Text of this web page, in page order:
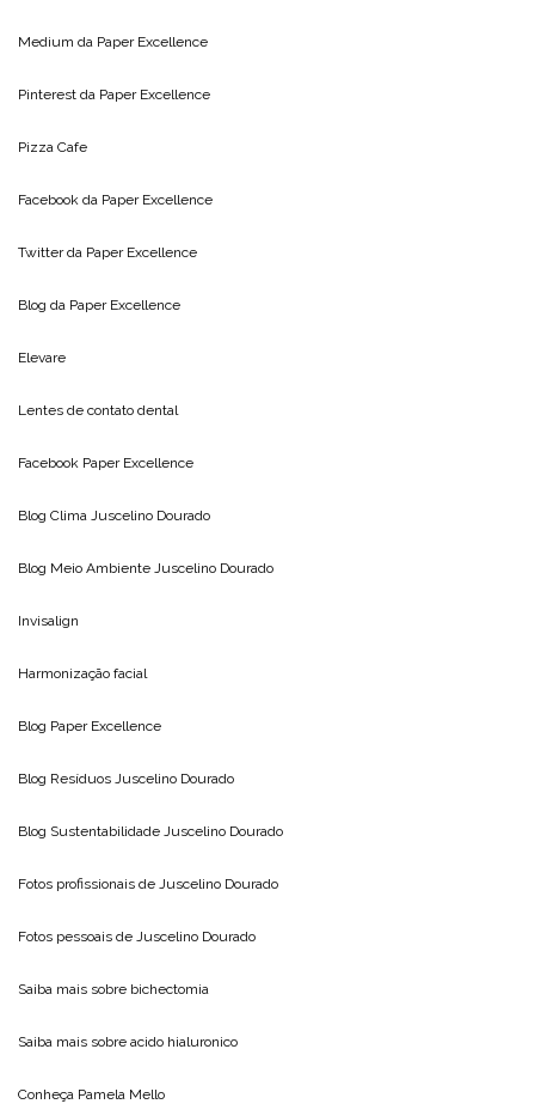
Medium da Paper Excellence
Pinterest da Paper Excellence
Pizza Cafe
Facebook da Paper Excellence
Twitter da Paper Excellence
Blog da Paper Excellence
Elevare
Lentes de contato dental
Facebook Paper Excellence
Blog Clima Juscelino Dourado
Blog Meio Ambiente Juscelino Dourado
Invisalign
Harmonização facial
Blog Paper Excellence
Blog Resíduos Juscelino Dourado
Blog Sustentabilidade Juscelino Dourado
Fotos profissionais de Juscelino Dourado
Fotos pessoais de Juscelino Dourado
Saiba mais sobre bichectomia
Saiba mais sobre acido hialuronico
Conheça Pamela Mello